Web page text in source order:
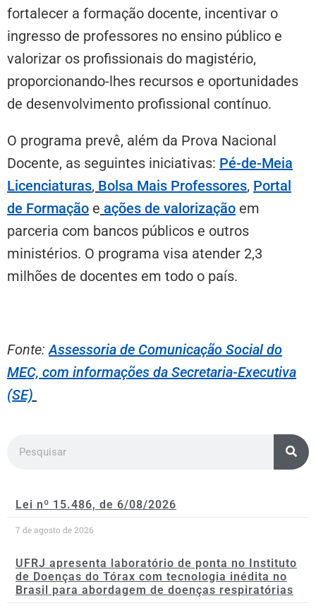
fortalecer a formação docente, incentivar o
ingresso de professores no ensino público e
valorizar os profissionais do magistério,
proporcionando-lhes recursos e oportunidades
de desenvolvimento profissional contínuo.
O programa prevê, além da Prova Nacional
Docente, as seguintes iniciativas: Pé-de-Meia
Licenciaturas, Bolsa Mais Professores, Portal
de Formação e ações de valorização em
parceria com bancos públicos e outros
ministérios. O programa visa atender 2,3
milhões de docentes em todo o país.
Fonte:Assessoria de Comunicação Social do
MEC, com informações da Secretaria-Executiva
(SE)
Lei nº 15.486, de 6/08/2026
7 de agosto de 2026
UFRJ apresenta laboratório de ponta no Instituto
de Doenças do Tórax com tecnologia inédita no
Brasil para abordagem de doenças respiratórias